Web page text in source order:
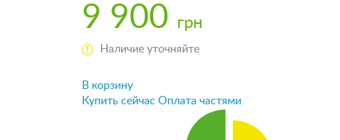
9 900 грн
Наличие уточняйте
В корзину
Купить сейчас Оплата частями